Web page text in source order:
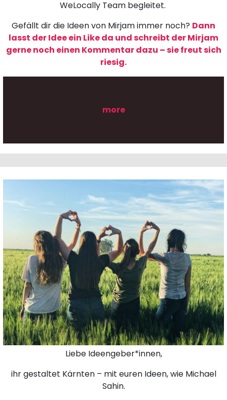
WeLocally Team begleitet.
Gefällt dir die Ideen von Mirjam immer noch? Dann
lasst der Idee ein Like da und schreibt der Mirjam
gerne noch einen Kommentar dazu – sie freut sich
riesig.
more
Liebe Ideengeber*innen,
ihr gestaltet Kärnten – mit euren Ideen, wie Michael
Sahin.